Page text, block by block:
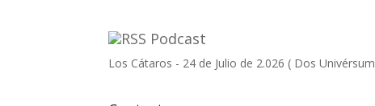
Podcast
Los Cátaros - 24 de Julio de 2.026 ( Dos